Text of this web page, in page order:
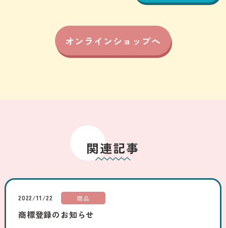
オンラインショップへ
関連記事
2022/11/22 商品
商標登録のお知らせ